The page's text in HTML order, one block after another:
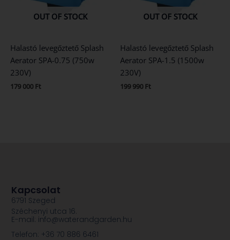
OUT OF STOCK
Halastó levegőztető Splash
Aerator SPA-0.75 (750w
230V)
179 000 Ft
OUT OF STOCK
Halastó levegőztető Splash
Aerator SPA-1.5 (1500w
230V)
199 990 Ft
Kapcsolat
6791 Szeged
Széchenyi utca 16.
E-mail: info@waterandgarden.hu
Telefon: +36 70 886 6461